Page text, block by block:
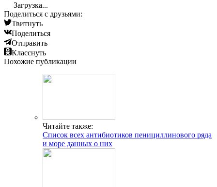
Загрузка...
Поделиться с друзьями:
Твитнуть
Поделиться
Отправить
Класснуть
Похожие публикации
Читайте также:
Список всех антибиотиков пенициллинового ряда
и море данных о них